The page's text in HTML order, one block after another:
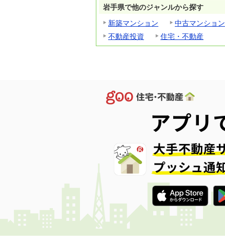
岩手県で他のジャンルから探す
新築マンション
中古マンション
不動産投資
住宅・不動産